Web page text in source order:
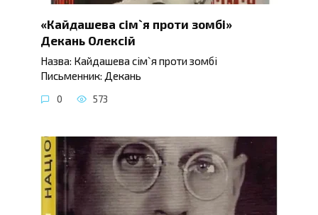
«Кайдашева сім`я проти зомбі»
Декань Олексій
Назва: Кайдашева сім`я проти зомбі
Письменник: Декань
0 573